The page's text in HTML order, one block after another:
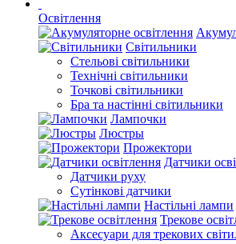
Освітлення
Світильники
Стельові світильники
Технічні світильники
Точкові світильники
Бра та настінні світильники
Лампочки
Люстры
Прожектори
Датчики
Датчики руху
Сутінкові датчики
Настільні лампи
Трекове
Аксесуари для трекових